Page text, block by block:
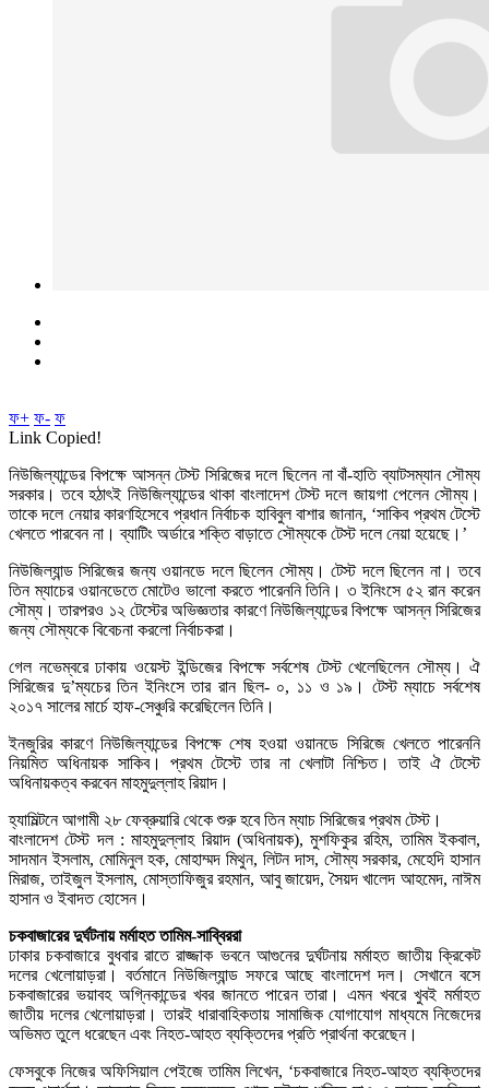
ফ+ ফ- ফ
Link Copied!
নিউজিল্যান্ডের বিপক্ষে আসন্ন টেস্ট সিরিজের দলে ছিলেন না বাঁ-হাতি ব্যাটসম্যান সৌম্য
সরকার। তবে হঠাৎই নিউজিল্যান্ডের থাকা বাংলাদেশ টেস্ট দলে জায়গা পেলেন সৌম্য।
তাকে দলে নেয়ার কারণহিসেবে প্রধান নির্বাচক হাবিবুল বাশার জানান, ‘সাকিব প্রথম টেস্টে
খেলতে পারবেন না। ব্যাটিং অর্ডারে শক্তি বাড়াতে সৌম্যকে টেস্ট দলে নেয়া হয়েছে।’
নিউজিল্যান্ড সিরিজের জন্য ওয়ানডে দলে ছিলেন সৌম্য। টেস্ট দলে ছিলেন না। তবে
তিন ম্যাচের ওয়ানডেতে মোটেও ভালো করতে পারেননি তিনি। ৩ ইনিংসে ৫২ রান করেন
সৌম্য। তারপরও ১২ টেস্টের অভিজ্ঞতার কারণে নিউজিল্যান্ডের বিপক্ষে আসন্ন সিরিজের
জন্য সৌম্যকে বিবেচনা করলো নির্বাচকরা।
গেল নভেম্বরে ঢাকায় ওয়েস্ট ইন্ডিজের বিপক্ষে সর্বশেষ টেস্ট খেলেছিলেন সৌম্য। ঐ
সিরিজের দু’ম্যচের তিন ইনিংসে তার রান ছিল- ০, ১১ ও ১৯। টেস্ট ম্যাচে সর্বশেষ
২০১৭ সালের মার্চে হাফ-সেঞ্চুরি করেছিলেন তিনি।
ইনজুরির কারণে নিউজিল্যান্ডের বিপক্ষে শেষ হওয়া ওয়ানডে সিরিজে খেলতে পারেননি
নিয়মিত অধিনায়ক সাকিব। প্রথম টেস্টে তার না খেলাটা নিশ্চিত। তাই ঐ টেস্টে
অধিনায়কত্ব করবেন মাহমুদুল্লাহ রিয়াদ।
হ্যামিল্টনে আগামী ২৮ ফেব্রুয়ারি থেকে শুরু হবে তিন ম্যাচ সিরিজের প্রথম টেস্ট।
বাংলাদেশ টেস্ট দল : মাহমুদুল্লাহ রিয়াদ (অধিনায়ক), মুশফিকুর রহিম, তামিম ইকবাল,
সাদমান ইসলাম, মোমিনুল হক, মোহাম্মদ মিথুন, লিটন দাস, সৌম্য সরকার, মেহেদি হাসান
মিরাজ, তাইজুল ইসলাম, মোস্তাফিজুর রহমান, আবু জায়েদ, সৈয়দ খালেদ আহমেদ, নাঈম
হাসান ও ইবাদত হোসেন।
চকবাজারের দুর্ঘটনায় মর্মাহত তামিম-সাব্বিররা
ঢাকার চকবাজারে বুধবার রাতে রাজ্জাক ভবনে আগুনের দুর্ঘটনায় মর্মাহত জাতীয় ক্রিকেট
দলের খেলোয়াড়রা। বর্তমানে নিউজিল্যান্ড সফরে আছে বাংলাদেশ দল। সেখানে বসে
চকবাজারের ভয়াবহ অগ্নিকান্ডের খবর জানতে পারেন তারা। এমন খবরে খুবই মর্মাহত
জাতীয় দলের খেলোয়াড়রা। তারই ধারাবাহিকতায় সামাজিক যোগাযোগ মাধ্যমে নিজেদের
অভিমত তুলে ধরেছেন এবং নিহত-আহত ব্যক্তিদের প্রতি প্রার্থনা করেছেন।
ফেসবুকে নিজের অফিসিয়াল পেইজে তামিম লিখেন, ‘চকবাজারে নিহত-আহত ব্যক্তিদের